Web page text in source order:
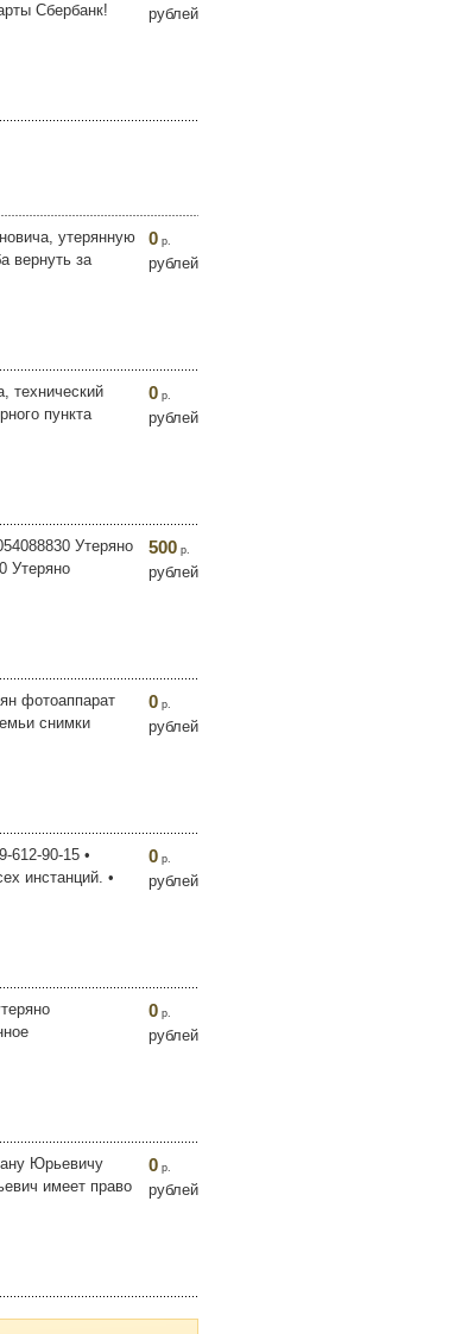
Сбербанк!
рублей
утерянную
вернуть за
0 р.
рублей
технический
пункта
0 р.
рублей
Утеряно
Утеряно
500 р.
рублей
фотоаппарат
снимки
0 р.
рублей
612-90-15 •
инстанций. •
0 р.
рублей
0 р.
рублей
Юрьевичу
имеет право
0 р.
рублей